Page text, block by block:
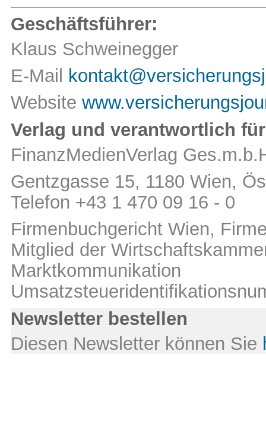
Geschäftsführer:
Klaus Schweinegger
E-Mail
Website
Verlag und verantwortlich
FinanzMedienVerlag
Gentzgasse 15, 1180 Wien,
Telefon +43 1 470 09 16 - 0
Firmenbuchgericht Wien,
Mitglied der
Marktkommunikation
Newsletter bestellen
Diesen Newsletter können Sie